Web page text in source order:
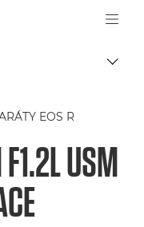
Canon Logo, back to
EOS R
USM